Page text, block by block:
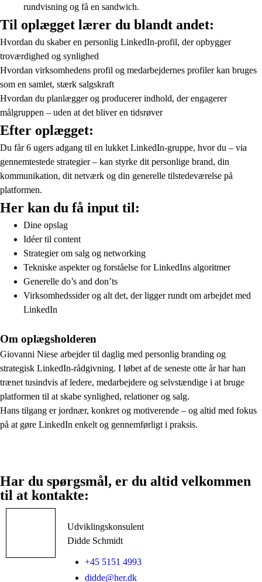
rundvisning og få en sandwich.
Til oplægget lærer du blandt andet:
Hvordan du skaber en personlig LinkedIn-profil, der opbygger
troværdighed og synlighed
Hvordan virksomhedens profil og medarbejdernes profiler kan bruges
som en samlet, stærk salgskraft
Hvordan du planlægger og producerer indhold, der engagerer
målgruppen – uden at det bliver en tidsrøver
Efter oplægget:
Du får 6 ugers adgang til en lukket LinkedIn-gruppe, hvor du – via
gennemtestede strategier – kan styrke dit personlige brand, din
kommunikation, dit netværk og din generelle tilstedeværelse på
platformen.
Her kan du få input til:
Dine opslag
Idéer til content
Strategier om salg og networking
Tekniske aspekter og forståelse for LinkedIns algoritmer
Generelle do’s and don’ts
Virksomhedssider og alt det, der ligger rundt om arbejdet med
LinkedIn
Om oplægsholderen
Giovanni Niese arbejder til daglig med personlig branding og
strategisk LinkedIn-rådgivning. I løbet af de seneste otte år har han
trænet tusindvis af ledere, medarbejdere og selvstændige i at bruge
platformen til at skabe synlighed, relationer og salg.
Hans tilgang er jordnær, konkret og motiverende – og altid med fokus
på at gøre LinkedIn enkelt og gennemførligt i praksis.
Har du spørgsmål, er du altid velkommen
til at kontakte:
Udviklingskonsulent
Didde Schmidt
+45 5151 4993
didde@her.dk